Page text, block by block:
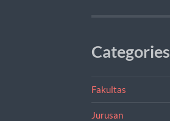
Categories
Fakultas
Jurusan